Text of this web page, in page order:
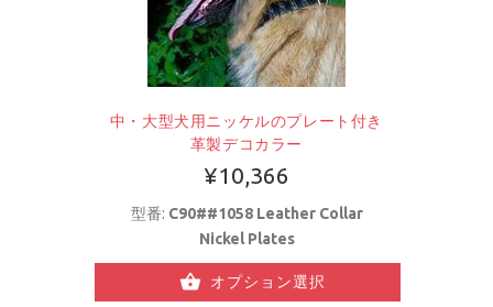
中・大型犬用ニッケルのプレート付き
革製デコカラー
¥10,366
型番: C90##1058 Leather Collar
Nickel Plates
オプション選択